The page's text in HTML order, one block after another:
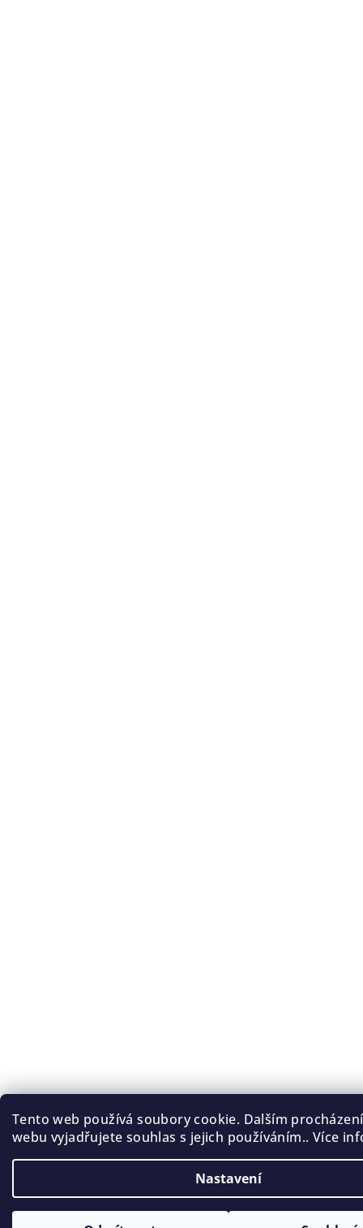
Tento web používá soubory cookie. Dalším
webu vyjadřujete souhlas s jejich používáním.. Více
Nastavení